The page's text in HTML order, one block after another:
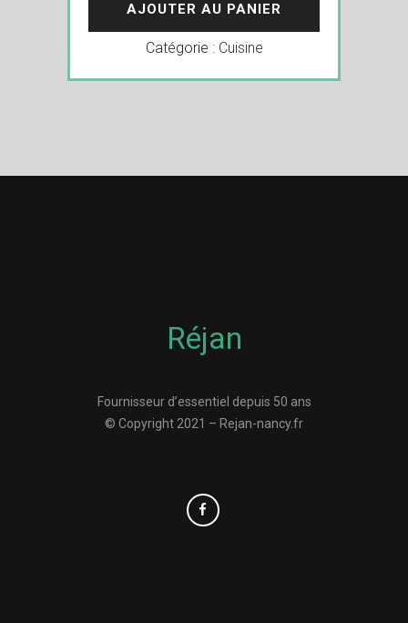
AJOUTER AU PANIER
Catégorie : Cuisine
Réjan
Fournisseur d’essentiel depuis 50 ans
© Copyright 2021 – Rejan-nancy.fr